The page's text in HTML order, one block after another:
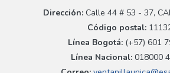
Dirección:Calle 44 # 53 - 37,
Código postal:
Línea Bogotá:(+57) 601
Línea Nacional: 018000